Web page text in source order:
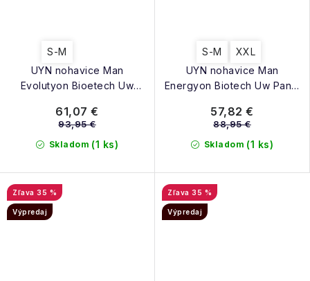
UYN nohavice Man
Evolutyon Bioetech Uw
poseidon
S-M
Skladom (1 ks)
61,07 €
93,95 €
UYN nohavice Man
Energyon Biotech Uw Pants
S-M XXL
Skladom (1 ks)
57,82 €
88,95 €
35 %
Výpredaj
35 %
Výpredaj